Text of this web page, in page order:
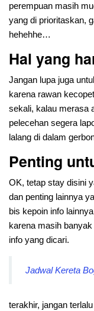
perempuan masih
yang di prioritaskan,
hehehhe…
Hal yang
Jangan lupa juga
karena rawan
sekali, kalau merasa
pelecehan segera
lalang di dalam
Penting
OK, tetap stay disini
dan penting lainnya
bis kepoin info
karena masih
info yang dicari.
Jadwal Kereta
terakhir, jangan